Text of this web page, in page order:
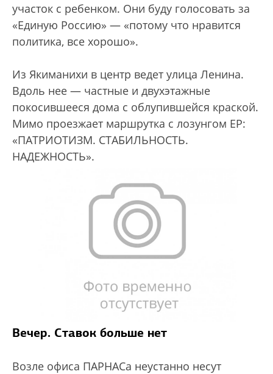
участок с ребенком. Они буду голосовать за
«Единую Россию» — «потому что нравится
политика, все хорошо».
Из Якиманихи в центр ведет улица Ленина.
Вдоль нее — частные и двухэтажные
покосившееся дома с облупившейся краской.
Мимо проезжает маршрутка с лозунгом ЕР:
«ПАТРИОТИЗМ. СТАБИЛЬНОСТЬ.
НАДЕЖНОСТЬ».
Вечер. Ставок больше нет
Возле офиса ПАРНАСа неустанно несут